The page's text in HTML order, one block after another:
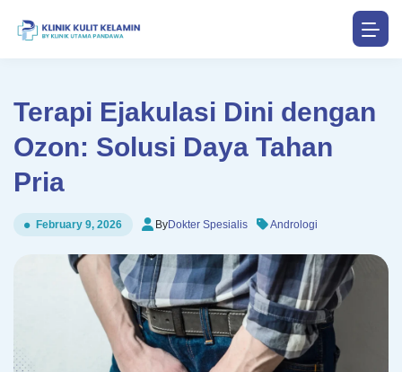
Terapi Ejakulasi Dini dengan
Ozon: Solusi Daya Tahan
Pria
February 9, 2026 ByDokter Spesialis Andrologi